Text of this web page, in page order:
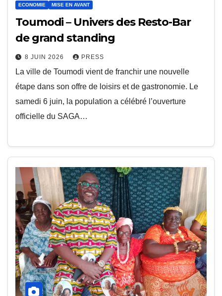
ECONOMIE MISE EN AVANT
Toumodi – Univers des Resto-Bar
de grand standing
8 JUIN 2026 PRESS
La ville de Toumodi vient de franchir une nouvelle
étape dans son offre de loisirs et de gastronomie. Le
samedi 6 juin, la population a célébré l’ouverture
officielle du SAGA…